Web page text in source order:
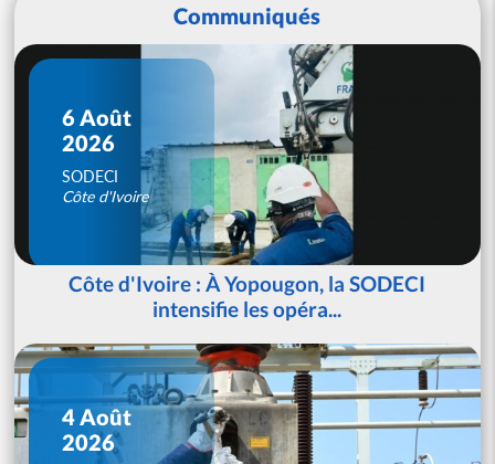
Communiqués
6 Août
2026
SODECI
Côte d'Ivoire
Côte d'Ivoire : À Yopougon, la SODECI
intensifie les opéra...
4 Août
2026